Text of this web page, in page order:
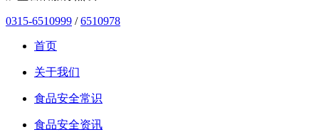
0315-6510999 /6510978
首页
关于我们
食品安全常识
食品安全资讯